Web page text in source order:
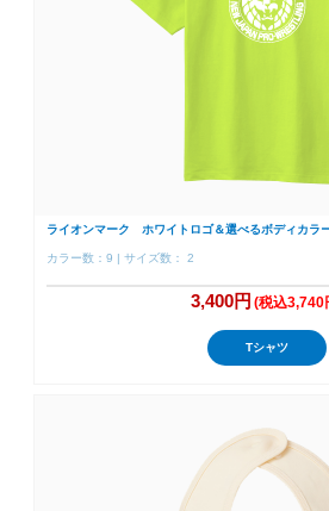
ライオンマーク ホワイトロゴ＆選べるボディカラ
カラー数：9 | サイズ数： 2
3,400円 (税込3,740
Tシャツ